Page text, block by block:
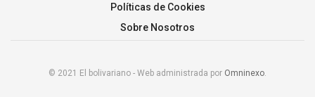
Políticas de Cookies
Sobre Nosotros
© 2021 El bolivariano - Web administrada por Omninexo